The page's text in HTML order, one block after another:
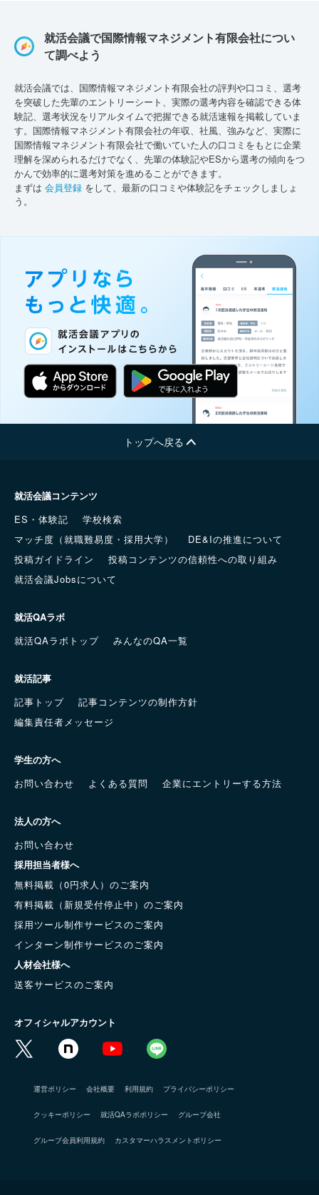
就活会議で国際情報マネジメント有限会社につい
て調べよう
就活会議では、国際情報マネジメント有限会社の評判や口コミ、選考
を突破した先輩のエントリーシート、実際の選考内容を確認できる体
験記、選考状況をリアルタイムで把握できる就活速報を掲載していま
す。国際情報マネジメント有限会社の年収、社風、強みなど、実際に
国際情報マネジメント有限会社で働いていた人の口コミをもとに企業
理解を深められるだけでなく、先輩の体験記やESから選考の傾向をつ
かんで効率的に選考対策を進めることができます。
まずは 会員登録 をして、最新の口コミや体験記をチェックしましょ
う。
トップへ戻る
就活会議コンテンツ
ES・体験記
学校検索
マッチ度（就職難易度・採用大学）
DE&Iの推進について
投稿ガイドライン
投稿コンテンツの信頼性への取り組み
就活会議Jobsについて
就活QAラボ
就活QAラボトップ
みんなのQA一覧
就活記事
記事トップ
記事コンテンツの制作方針
編集責任者メッセージ
学生の方へ
お問い合わせ
よくある質問 企業にエントリーする方法
法人の方へ
お問い合わせ
採用担当者様へ
無料掲載（0円求人）のご案内
有料掲載（新規受付停止中）のご案内
採用ツール制作サービスのご案内
インターン制作サービスのご案内
人材会社様へ
送客サービスのご案内
オフィシャルアカウント
運営ポリシー 会社概要 利用規約 プライバシーポリシー
クッキーポリシー 就活QAラボポリシー グループ会社
グループ会員利用規約 カスタマーハラスメントポリシー